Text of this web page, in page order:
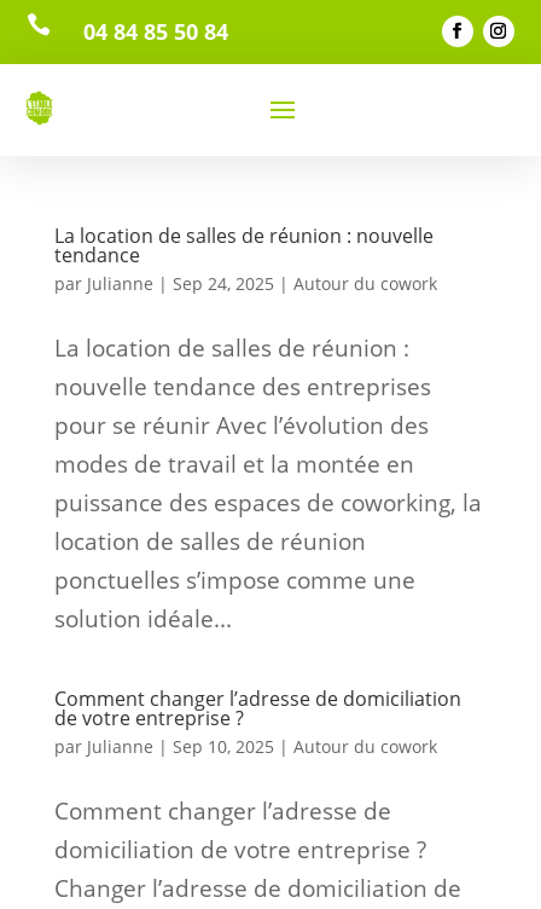
 04 84 85 50 84
La location de salles de réunion : nouvelle
tendance
par Julianne | Sep 24, 2025 | Autour du cowork
La location de salles de réunion :
nouvelle tendance des entreprises
pour se réunir Avec l’évolution des
modes de travail et la montée en
puissance des espaces de coworking, la
location de salles de réunion
ponctuelles s’impose comme une
solution idéale...
Comment changer l’adresse de domiciliation
de votre entreprise ?
par Julianne | Sep 10, 2025 | Autour du cowork
Comment changer l’adresse de
domiciliation de votre entreprise ?
Changer l’adresse de domiciliation de